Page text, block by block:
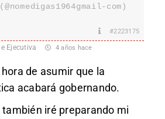
(@nomedigas1964gmail-com)
#2223175
Ejecutiva 4 años hace
de asumir que la
acabará gobernando.
también iré preparando mi